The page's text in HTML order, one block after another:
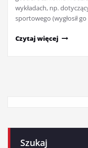
wykładach, np.
sportowego (wygłosił
Czytaj więcej
Szukaj